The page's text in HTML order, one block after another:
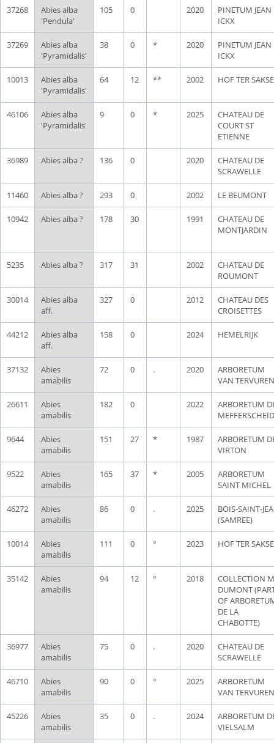
37268
Abies alba
'Pendula'
105 0 2020
PINETUM JEAN
ICKX
37269
Abies alba
'Pyramidalis'
38 0 * 2020
PINETUM JEAN
ICKX
10013
Abies alba
'Pyramidalis'
64 12 ** 2002 HOF TER
46106
Abies alba
'Pyramidalis'
9 0 * 2025
CHATEAU DE
COURT ST
ETIENNE
36989 Abies alba ? 136 0 2020
CHATEAU DE
SCRAWELLE
11460 Abies alba ? 293 0 2002 LE BEUMONT
10942 Abies alba ? 178 30 1991
CHATEAU DE
MONTJARDIN
5235 Abies alba ? 317 31 2002
CHATEAU DE
ROUMONT
30014
Abies alba
aff.
327 0 2012
CHATEAU DES
CROISETTES
44212
Abies alba
aff.
158 0 2024 HEMELRIJK
37132
Abies
amabilis
72 0 . 2020
ARBORETUM
VAN TERVUREN
26611
Abies
amabilis
182 0 2022
ARBORETUM
MEFFERSCHEID
9644
Abies
amabilis
151 27 * 1987
ARBORETUM
VIRTON
9522
Abies
amabilis
165 37 * 2005
ARBORETUM
SAINT MICHEL
46272
Abies
amabilis
86 0 . 2025
BOIS-SAINT-
(SAMREE)
10014
Abies
amabilis
111 0 ° 2023 HOF TER
35142
Abies
amabilis
94 12 ° 2018
COLLECTION
DUMONT
OF
DE LA
CHABOTTE)
36977
Abies
amabilis
75 0 . 2020
CHATEAU DE
SCRAWELLE
46710
Abies
amabilis
90 0 ° 2025
ARBORETUM
VAN TERVUREN
45226
Abies
amabilis
35 0 . 2024
ARBORETUM
VIELSALM